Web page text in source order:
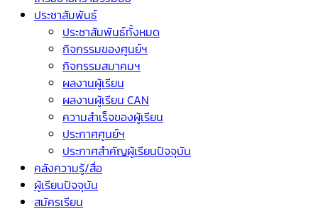
ประชาสัมพันธ์
ประชาสัมพันธ์ทั้งหมด
กิจกรรมของศูนย์ฯ
กิจกรรมสมาคมฯ
ผลงานผู้เรียน
ผลงานผู้เรียน CAN
ความสำเร็จของผู้เรียน
ประกาศศูนย์ฯ
ประกาศสำคัญผู้เรียนปัจจุบัน
คลังความรู้/สื่อ
ผู้เรียนปัจจุบัน
สมัครเรียน